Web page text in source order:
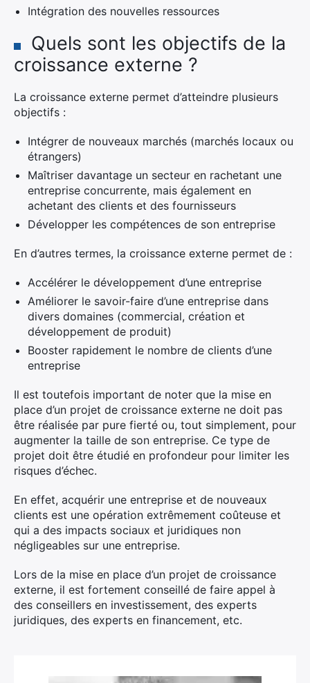
Intégration des nouvelles ressources
Quels sont les objectifs de la
croissance externe ?
La croissance externe permet d’atteindre plusieurs
objectifs :
Intégrer de nouveaux marchés (marchés locaux ou
étrangers)
Maîtriser davantage un secteur en rachetant une
entreprise concurrente, mais également en
achetant des clients et des fournisseurs
Développer les compétences de son entreprise
En d’autres termes, la croissance externe permet de :
Accélérer le développement d’une entreprise
Améliorer le savoir-faire d’une entreprise dans
divers domaines (commercial, création et
développement de produit)
Booster rapidement le nombre de clients d’une
entreprise
Il est toutefois important de noter que la mise en
place d’un projet de croissance externe ne doit pas
être réalisée par pure fierté ou, tout simplement, pour
augmenter la taille de son entreprise. Ce type de
projet doit être étudié en profondeur pour limiter les
risques d’échec.
En effet, acquérir une entreprise et de nouveaux
clients est une opération extrêmement coûteuse et
qui a des impacts sociaux et juridiques non
négligeables sur une entreprise.
Lors de la mise en place d’un projet de croissance
externe, il est fortement conseillé de faire appel à
des conseillers en investissement, des experts
juridiques, des experts en financement, etc.